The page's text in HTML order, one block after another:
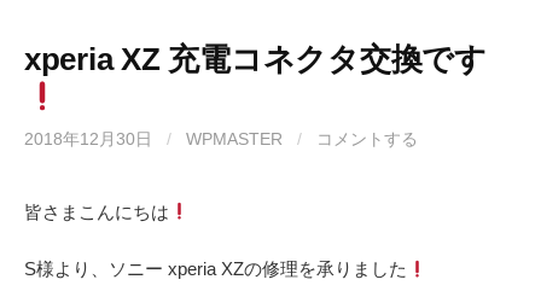
xperia XZ 充電コネクタ交換です
2018年12月30日 / WPMASTER / コメントする
皆さまこんにちは
S様より、ソニー xperia XZの修理を承りました